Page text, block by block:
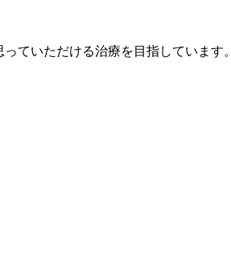
ていただける治療を目指しています。